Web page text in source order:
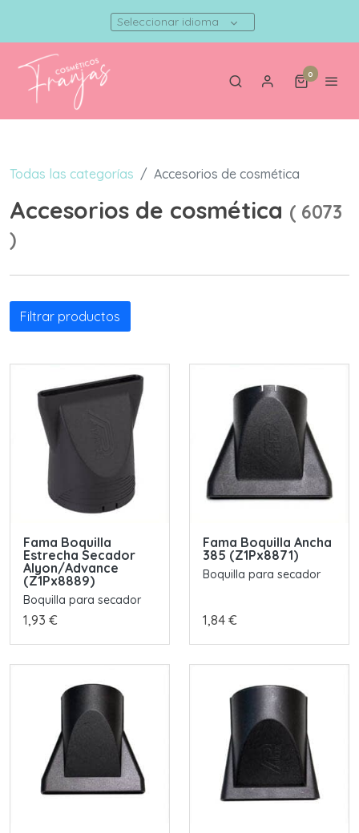
Seleccionar idioma
0
Todas las categorías Accesorios de cosmética
Accesorios de cosmética ( 6073
)
Filtrar productos
Fama Boquilla
Estrecha Secador
Alyon/Advance
(Z1Px8889)
Boquilla para secador
1,93 €
Fama Boquilla Ancha
385 (Z1Px8871)
Boquilla para secador
1,84 €